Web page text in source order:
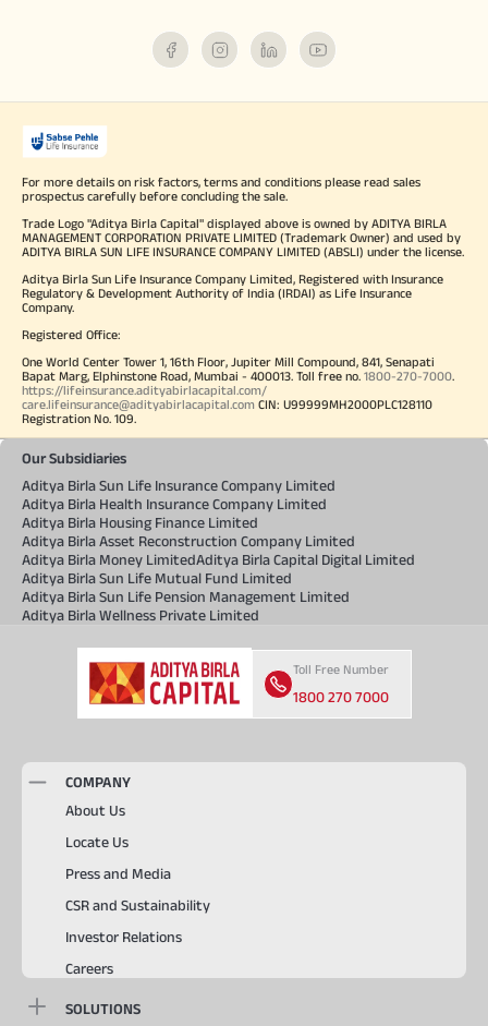
For more details on risk factors, terms and conditions please read sales
prospectus carefully before concluding the sale.
Trade Logo "Aditya Birla Capital" displayed above is owned by ADITYA BIRLA
MANAGEMENT CORPORATION PRIVATE LIMITED (Trademark Owner) and used by
ADITYA BIRLA SUN LIFE INSURANCE COMPANY LIMITED (ABSLI) under the license.
Aditya Birla Sun Life Insurance Company Limited, Registered with Insurance
Regulatory & Development Authority of India (IRDAI) as Life Insurance
Company.
Registered Office:
One World Center Tower 1, 16th Floor, Jupiter Mill Compound, 841, Senapati
Bapat Marg, Elphinstone Road, Mumbai - 400013. Toll free no. 1800-270-7000.
https://lifeinsurance.adityabirlacapital.com/
care.lifeinsurance@adityabirlacapital.com CIN: U99999MH2000PLC128110
Registration No. 109.
Our Subsidiaries
Aditya Birla Sun Life Insurance Company Limited
Aditya Birla Health Insurance Company Limited
Aditya Birla Housing Finance Limited
Aditya Birla Asset Reconstruction Company Limited
Aditya Birla Money LimitedAditya Birla Capital Digital Limited
Aditya Birla Sun Life Mutual Fund Limited
Aditya Birla Sun Life Pension Management Limited
Aditya Birla Wellness Private Limited
Toll Free Number
1800 270 7000
COMPANY
About Us
Locate Us
Press and Media
CSR and Sustainability
Investor Relations
Careers
SOLUTIONS